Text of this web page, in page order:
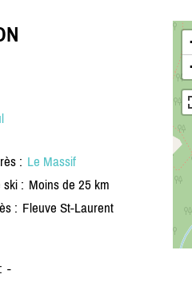
: Le Massif
ski : Moins de 25 km
: Fleuve St-Laurent
-